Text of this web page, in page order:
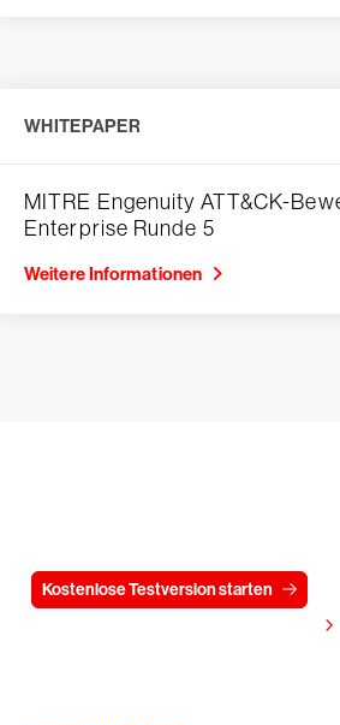
WHITEPAPER
MITRE Engenuity ATT&CK-
Enterprise Runde 5
Weitere Informationen
Kostenlose Testversion starten